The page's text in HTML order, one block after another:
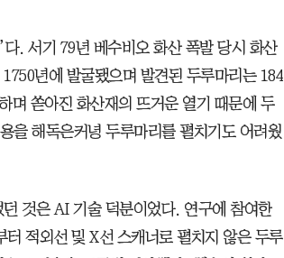
. 서기 79년 베수비오 화산 폭발 당시 화산
년에 발굴됐으며 발견된 두루마리는 184
며 쏟아진 화산재의 뜨거운 열기 때문에 두
을 해독은커녕 두루마리를 펼치기도 어려웠
것은 AI 기술 덕분이었다. 연구에 참여한
적외선 및 X선 스캐너로 펼치지 않은 두루